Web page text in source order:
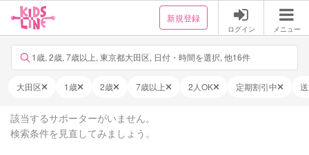
新規登録
ログイン メニュー
1歳, 2歳, 7歳以上, 東京都大田区, 日付・時間を選択, 他16件
大田区 1歳 2歳 7歳以上 2人OK 定期割引中
該当するサポーターがいません。
検索条件を見直してみましょう。